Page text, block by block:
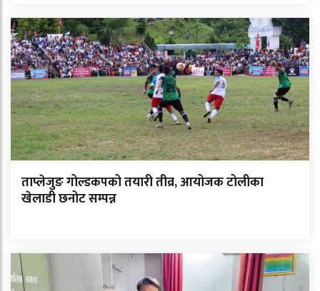
ताप्लेजुङ गोल्डकपको तयारी तीव्र, आयोजक टोलीका
खेलाडी छनोट सम्पन्न